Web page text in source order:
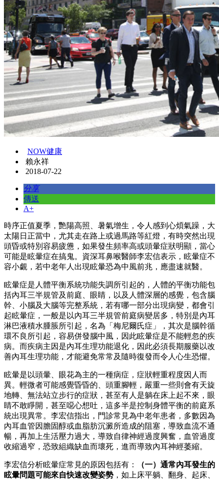
NOW健康
賴永祥
2018-07-22
分享
傳送
A+
時序正值夏季，艷陽高照、暑氣增生，令人感到心煩氣躁，大
太陽日正當中，尤其走在路上或過馬路等紅燈，有時突然出現
頭昏或特別容易疲憊，如果發生頻率高或頭暈症狀明顯，當心
可能是眩暈症在搞鬼。資深耳鼻喉醫師李宏信表示，眩暈症不
容小覷，若中老年人出現眩暈恐為中風前兆，應盡速就醫。
眩暈症是人體平衡系統功能失調所引起的，人體的平衡功能包
括內耳三半規管及前庭、眼睛，以及人體深層的感覺，包含腦
幹、小腦及大腦等完整系統，若有哪一部分出現病變，都會引
起眩暈症，一般是以內耳三半規管前庭病變居多，特別是內耳
淋巴液積水腫脹所引起，名為「梅尼爾氏症」，其次是腦幹循
環不良所引起，容易併發腦中風，因此眩暈症是不能輕忽的疾
病。而疾病主因是內耳生理功能退化，因此必須長期服藥以改
善內耳生理功能，才能避免常常及隨時復發而令人心生恐懼。
眩暈是以頭暈、眼花為主的一種病症，症狀輕重程度因人而
異。輕微者可能感覺昏昏的、頭重腳輕，嚴重一些則會有天旋
地轉、無法站立步行的症狀，甚至有人是躺在床上起不來，眼
睛不敢睜開，甚至噁心想吐，這多半是控制身體平衡的前庭系
統出現異常。李宏信指出，門診常見為中老年患者，多數因為
內耳血管因膽固醇或血脂肪沉澱所造成的阻塞，導致血流不通
暢，再加上生活壓力過大，導致自律神經過度興奮，血管過度
收縮過窄，恐致組織缺血而壞死，進而導致內耳神經萎縮。
李宏信分析眩暈症常見的原因包括有：
（一）通常內耳發生的
眩暈問題可能來自快速改變姿勢 ，如上床平躺、翻身、起床、